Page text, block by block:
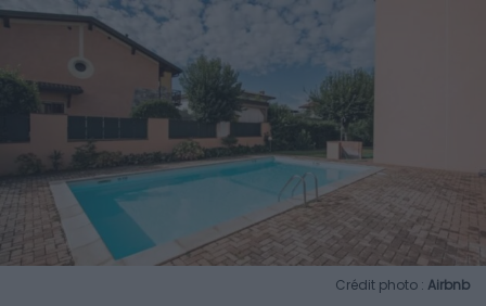
Crédit photo : Airbnb